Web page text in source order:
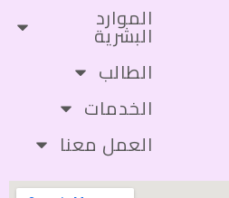
الموارد
البشرية
الطالب
الخدمات
العمل معنا